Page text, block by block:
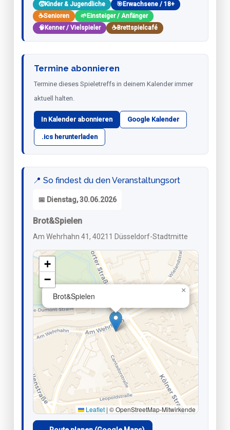
🧒Kinder & Jugendliche 🎯 Erwachsene / 18+
☕Senioren 🌱 Einsteiger / Anfänger
🧠 Kenner / Vielspieler ☕Brettspielcafé
Termine abonnieren
Termine dieses Spieletreffs in deinem Kalender immer
aktuell halten.
In Kalender abonnieren Google Kalender
.ics herunterladen
📍 So findest du den Veranstaltungsort
📅 Dienstag, 30.06.2026
Brot&Spielen
Am Wehrhahn 41, 40211 Düsseldorf-Stadtmitte
Brot&Spielen
×
+
−
Leaflet | © OpenStreetMap-Mitwirkende